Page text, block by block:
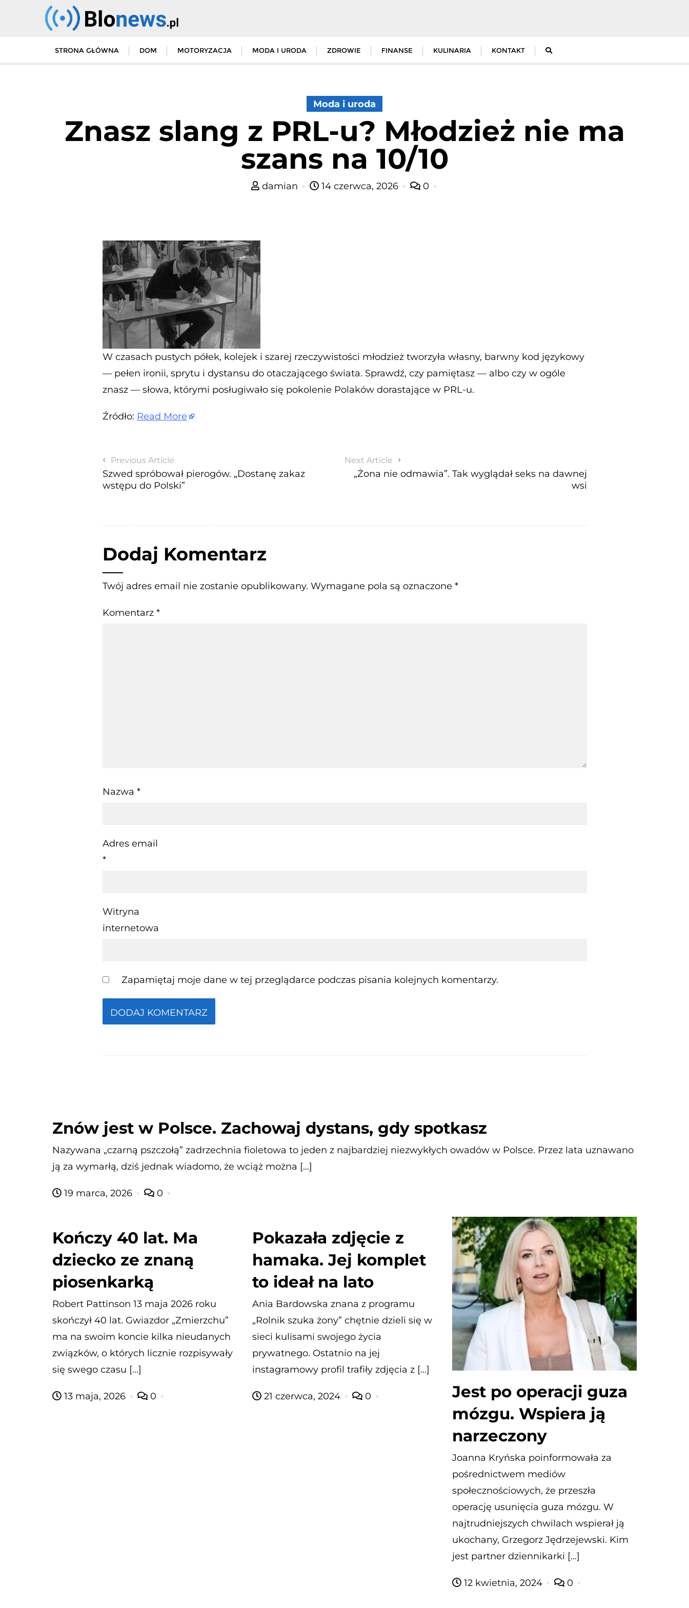
STRONA GŁÓWNA DOM MOTORYZACJA MODA I URODA ZDROWIE FINANSE KULINARIA KONTAKT
Moda i uroda
Znasz slang z PRL-u? Młodzież nie ma
szans na 10/10
damian 14 czerwca, 2026 0
W czasach pustych półek, kolejek i szarej rzeczywistości młodzież tworzyła własny, barwny kod językowy
— pełen ironii, sprytu i dystansu do otaczającego świata. Sprawdź, czy pamiętasz — albo czy w ogóle
znasz — słowa, którymi posługiwało się pokolenie Polaków dorastające w PRL-u.
Źródło: Read More
Previous Article
Szwed spróbował pierogów. „Dostanę zakaz
wstępu do Polski”
Next Article
„Żona nie odmawia”. Tak wyglądał seks na dawnej
wsi
Dodaj Komentarz
Twój adres email nie zostanie opublikowany. Wymagane pola są oznaczone *
Komentarz *
Nazwa *
Adres email
*
Witryna
internetowa
Zapamiętaj moje dane w tej przeglądarce podczas pisania kolejnych komentarzy.
Znów jest w Polsce. Zachowaj dystans, gdy spotkasz
Nazywana „czarną pszczołą” zadrzechnia fioletowa to jeden z najbardziej niezwykłych owadów w Polsce. Przez lata uznawano
ją za wymarłą, dziś jednak wiadomo, że wciąż można […]
19 marca, 2026 0
Kończy 40 lat. Ma
dziecko ze znaną
piosenkarką
Robert Pattinson 13 maja 2026 roku
skończył 40 lat. Gwiazdor „Zmierzchu”
ma na swoim koncie kilka nieudanych
związków, o których licznie rozpisywały
się swego czasu […]
13 maja, 2026 0
Pokazała zdjęcie z
hamaka. Jej komplet
to ideał na lato
Ania Bardowska znana z programu
„Rolnik szuka żony” chętnie dzieli się w
sieci kulisami swojego życia
prywatnego. Ostatnio na jej
instagramowy profil trafiły zdjęcia z […]
21 czerwca, 2024 0
Jest po operacji guza
mózgu. Wspiera ją
narzeczony
Joanna Kryńska poinformowała za
pośrednictwem mediów
społecznościowych, że przeszła
operację usunięcia guza mózgu. W
najtrudniejszych chwilach wspierał ją
ukochany, Grzegorz Jędrzejewski. Kim
jest partner dziennikarki […]
12 kwietnia, 2024 0